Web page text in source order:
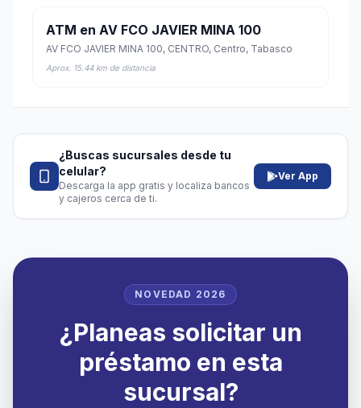
ATM en AV FCO JAVIER MINA 100
AV FCO JAVIER MINA 100, CENTRO, Centro, Tabasco
Aprox. 15.44 km de distancia
¿Buscas sucursales desde tu
celular?
Descarga la app gratis y localiza bancos
y cajeros cerca de ti.
Ver App
NOVEDAD 2026
¿Planeas solicitar un
préstamo en esta
sucursal?